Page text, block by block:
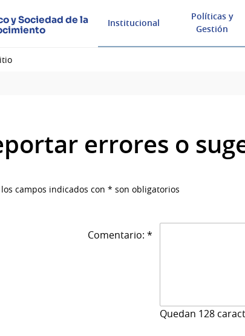
y Sociedad de la
Institucional
Políticas y
Gestión
errores o
los campos indicados con * son obligatorios
Comentario: *
Quedan 128